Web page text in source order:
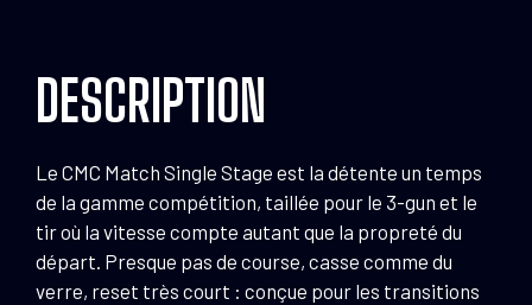
pour
CZ
DESCRIPTION
Le CMC Match Single Stage est la détente un temps
de la gamme compétition, taillée pour le 3-gun et le
tir où la vitesse compte autant que la propreté du
départ. Presque pas de course, casse comme du
verre, reset très court : conçue pour les transitions